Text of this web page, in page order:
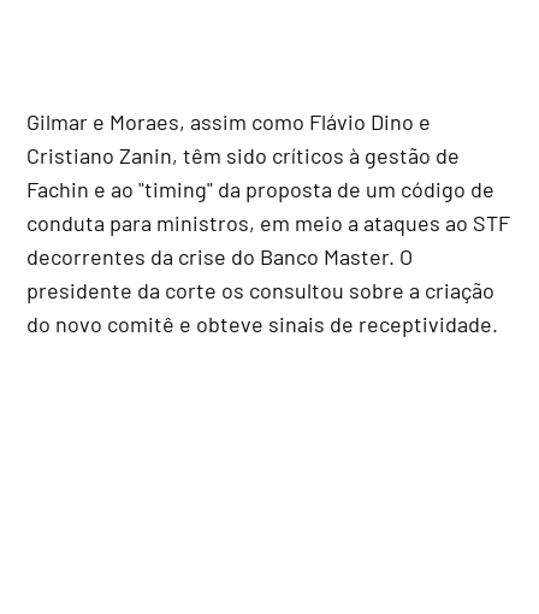
Gilmar e Moraes, assim como Flávio Dino e
Cristiano Zanin, têm sido críticos à gestão de
Fachin e ao "timing" da proposta de um código de
conduta para ministros, em meio a ataques ao STF
decorrentes da crise do Banco Master. O
presidente da corte os consultou sobre a criação
do novo comitê e obteve sinais de receptividade.